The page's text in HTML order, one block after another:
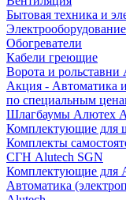
Бытовая техника и
Электрооборудование
Обогреватели
Кабели греющие
Ворота и
Акция - Автоматика
по специальным
Шлагбаумы Алютех
Комплектующие для
Комплекты
СГН Alutech SGN
Комплектующие для
Автоматика